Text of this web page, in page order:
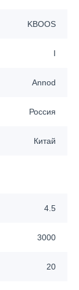
KBOOS
I
Annod
Россия
Китай
4.5
3000
20